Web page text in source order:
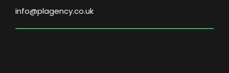
info@plagency.co.uk